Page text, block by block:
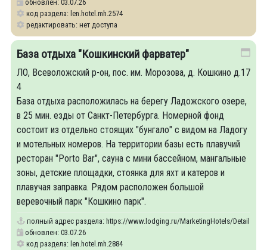
обновлен: 03.07.26
код раздела: len.hotel.mh.2574
редактировать: нет доступа
База отдыха "Кошкинский фарватер"
ЛО, Всеволожский р-он, пос. им. Морозова, д. Кошкино д.17
4
База отдыха расположилась на берегу Ладожского озере,
в 25 мин. езды от Санкт-Петербурга. Номерной фонд
состоит из отдельно стоящих "бунгало" с видом на Ладогу
и мотельных номеров. На территории базы есть плавучий
ресторан "Porto Bar", сауна с мини бассейном, мангальные
зоны, детские площадки, стоянка для яхт и катеров и
плавучая заправка. Рядом расположен большой
веревочный парк "Кошкино парк".
полный адрес раздела: https://www.lodging.ru/MarketingHotels/Details/
обновлен: 03.07.26
код раздела: len.hotel.mh.2884